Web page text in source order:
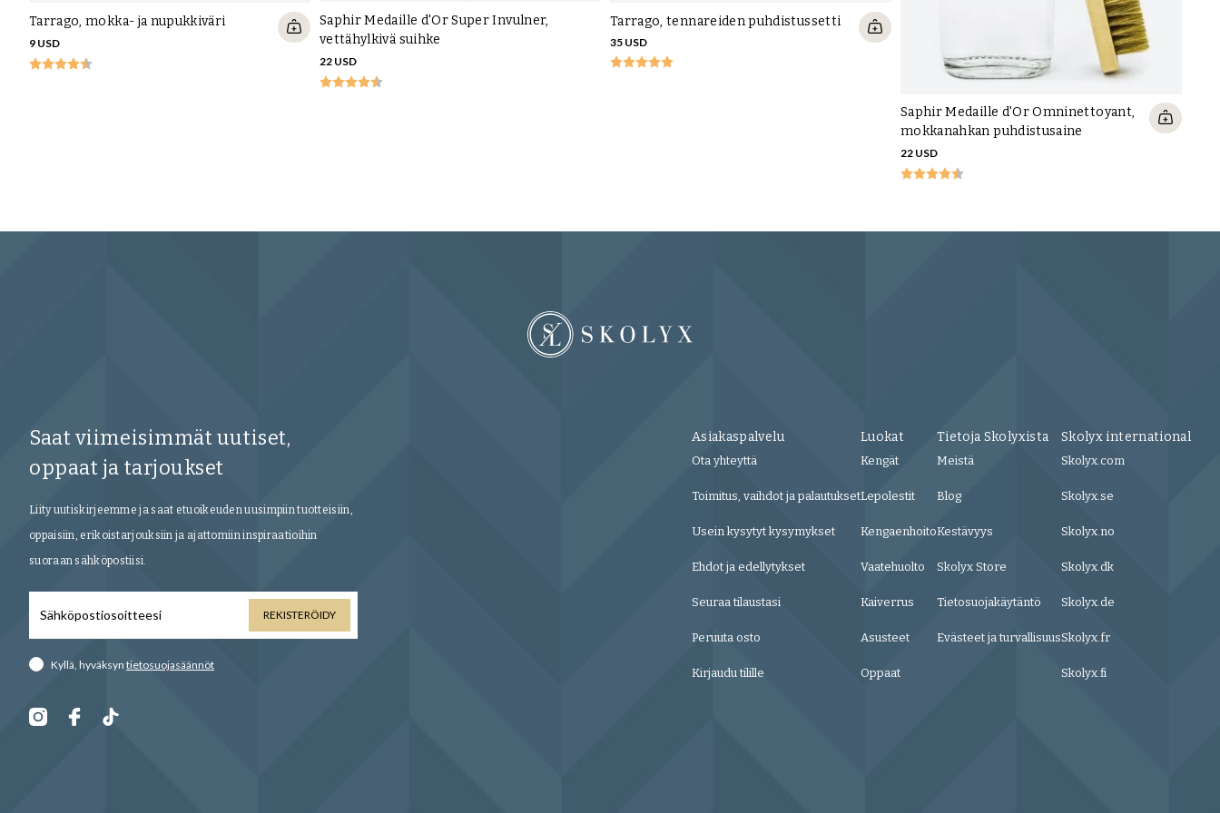
Tarrago, mokka- ja nupukkiväri
9 USD
Saphir Medaille d'Or Super Invulner,
vettähylkivä suihke
22 USD
Tarrago, tennareiden puhdistussetti
35 USD
Saphir Medaille d'Or Omninettoyant,
mokkanahkan puhdistusaine
22 USD
Saat viimeisimmät uutiset,
oppaat ja tarjoukset
Liity uutiskirjeemme ja saat etuoikeuden uusimpiin tuotteisiin,
oppaisiin, erikoistarjouksiin ja ajattomiin inspiraatioihin
suoraan sähköpostiisi.
REKISTERÖIDY
Kyllä, hyväksyn tietosuojasäännöt
Asiakaspalvelu
Ota yhteyttä
Toimitus, vaihdot ja palautukset
Usein kysytyt kysymykset
Ehdot ja edellytykset
Seuraa tilaustasi
Peruuta osto
Kirjaudu tilille
Luokat
Kengät
Lepolestit
Kengaenhoito
Vaatehuolto
Kaiverrus
Asusteet
Oppaat
Tietoja Skolyxista
Meistä
Blog
Kestävyys
Skolyx Store
Tietosuojakäytäntö
Evästeet ja turvallisuus
Skolyx international
Skolyx.com
Skolyx.se
Skolyx.no
Skolyx.dk
Skolyx.de
Skolyx.fr
Skolyx.fi